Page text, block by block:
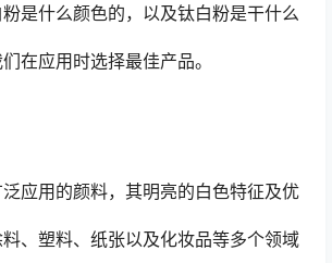
是什么颜色的，以及钛白粉是干什么
在应用时选择最佳产品。
应用的颜料，其明亮的白色特征及优
、塑料、纸张以及化妆品等多个领域